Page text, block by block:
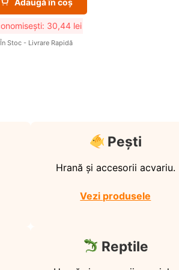
30,44 lei
În Stoc - Livrare Rapidă
Pești
Hrană și accesorii acvariu.
Vezi produsele
Reptile